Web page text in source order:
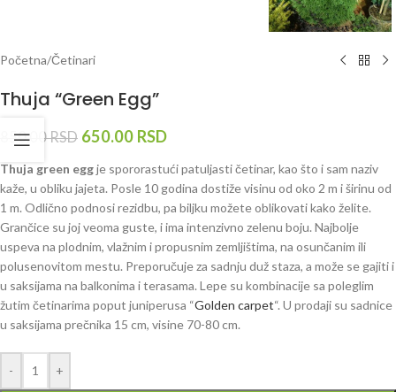
Početna/Četinari
Thuja “Green Egg”
850.00RSD 650.00 RSD
Thuja green eggje spororastući patuljasti četinar, kao što i sam naziv
kaže, u obliku jajeta. Posle 10 godina dostiže visinu od oko 2 m i širinu od
1 m. Odlično podnosi rezidbu, pa biljku možete oblikovati kako želite.
Grančice su joj veoma guste, i ima intenzivno zelenu boju. Najbolje
uspeva na plodnim, vlažnim i propusnim zemljištima, na osunčanim ili
polusenovitom mestu. Preporučuje za sadnju duž staza, a može se gajiti i
u saksijama na balkonima i terasama. Lepe su kombinacije sa poleglim
žutim četinarima poput juniperusa “Golden carpet“. U prodaji su sadnice
u saksijama prečnika 15 cm, visine 70-80 cm.
- +